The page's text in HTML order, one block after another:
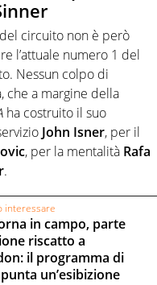
circuito non è però
l’attuale numero 1 del
Nessun colpo di
che a margine della
ha costruito il suo
John Isner, per il
, per la mentalità Rafa
.
interessare
in campo, parte
riscatto a
il programma di
un’esibizione